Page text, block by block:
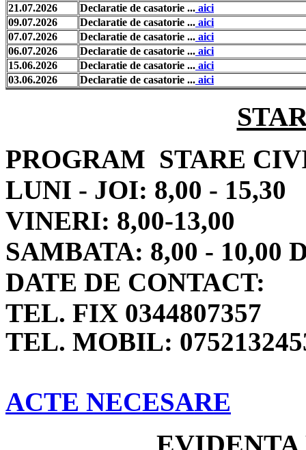
21.07.2026
Declaratie de casatorie ... aici
09.07.2026
Declaratie de casatorie ... aici
07.07.2026
Declaratie de casatorie ... aici
06.07.2026
Declaratie de casatorie ... aici
15.06.2026
Declaratie de casatorie ... aici
03.06.2026
Declaratie de casatorie ... aici
PROGRAM STARE
LUNI - JOI: 8,00 - 15,30
VINERI: 8,00-13,00
SAMBATA: 8,00 - 10,00
DATE DE CONTACT:
TEL. FIX 0344807357
TEL. MOBIL:
ACTE NECESARE
EVIDENTA